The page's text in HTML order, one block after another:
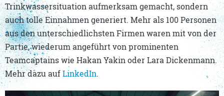
Trinkwassersituation aufmerksam gemacht, sondern
auch tolle Einnahmen generiert. Mehr als 100 Personen
aus den unterschiedlichsten Firmen waren mit von der
Partie, wiederum angeführt von prominenten
Teamcaptains wie Hakan Yakin oder Lara Dickenmann.
Mehr dazu aufLinkedIn.